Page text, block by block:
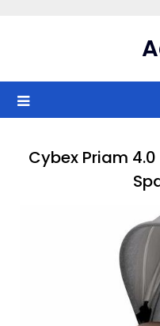
Cybex Priam